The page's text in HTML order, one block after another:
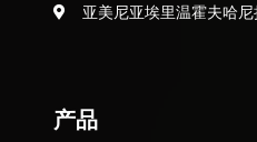
亚美尼亚埃里温霍夫哈
产品